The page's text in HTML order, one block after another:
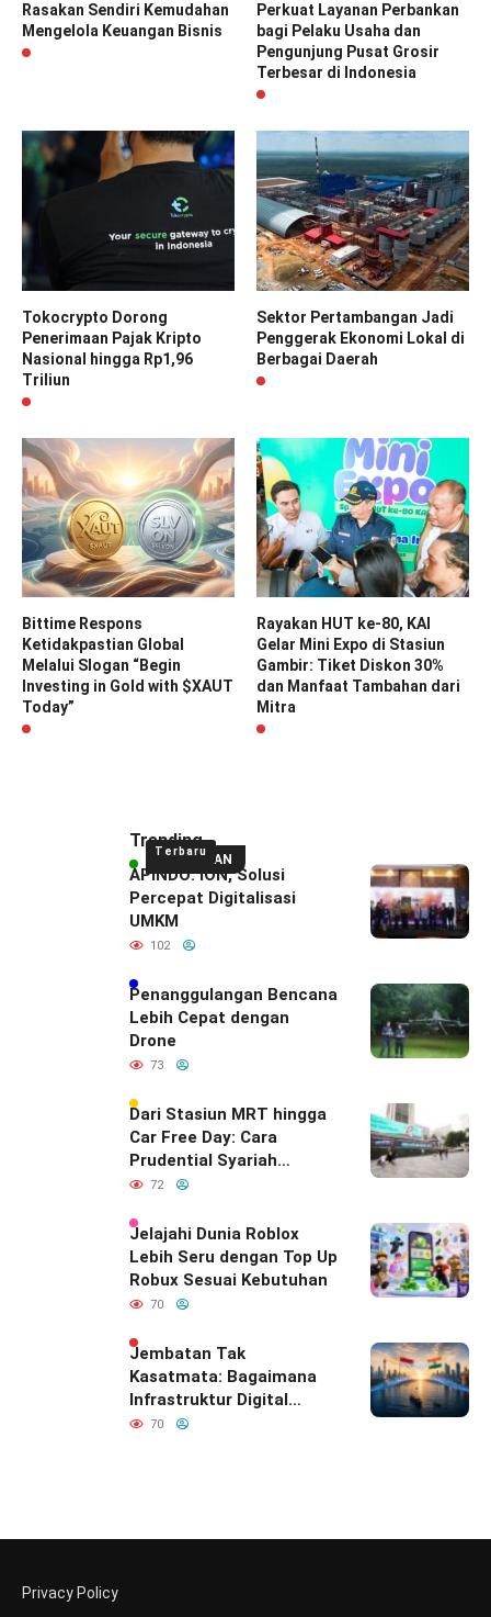
Rasakan Sendiri Kemudahan
Mengelola Keuangan Bisnis
Perkuat Layanan Perbankan
bagi Pelaku Usaha dan
Pengunjung Pusat Grosir
Terbesar di Indonesia
Tokocrypto Dorong
Penerimaan Pajak Kripto
Nasional hingga Rp1,96
Triliun
Sektor Pertambangan Jadi
Penggerak Ekonomi Lokal di
Berbagai Daerah
Bittime Respons
Ketidakpastian Global
Melalui Slogan “Begin
Investing in Gold with $XAUT
Today”
Rayakan HUT ke-80, KAI
Gelar Mini Expo di Stasiun
Gambir: Tiket Diskon 30%
dan Manfaat Tambahan dari
Mitra
UNGGULAN
Terbaru
Trending
APINDO: ION, Solusi
Percepat Digitalisasi
UMKM
102
Penanggulangan Bencana
Lebih Cepat dengan
Drone
73
Dari Stasiun MRT hingga
Car Free Day: Cara
Prudential Syariah
Merayakan yang Nomor
Indonesia
72
Jelajahi Dunia Roblox
Lebih Seru dengan Top Up
Robux Sesuai Kebutuhan
70
Jembatan Tak
Kasatmata: Bagaimana
Infrastruktur Digital
Diam-Diam
70
Privacy Policy